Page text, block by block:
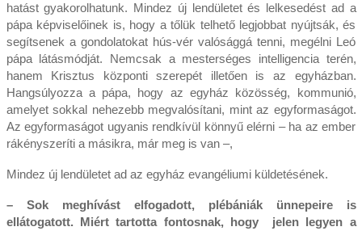
hatást gyakorolhatunk. Mindez új lendületet és lelkesedést ad a
pápa képviselőinek is, hogy a tőlük telhető legjobbat nyújtsák, és
segítsenek a gondolatokat hús-vér valósággá tenni, megélni Leó
pápa látásmódját. Nemcsak a mesterséges intelligencia terén,
hanem Krisztus központi szerepét illetően is az egyházban.
Hangsúlyozza a pápa, hogy az egyház közösség, kommunió,
amelyet sokkal nehezebb megvalósítani, mint az egyformaságot.
Az egyformaságot ugyanis rendkívül könnyű elérni – ha az ember
rákényszeríti a másikra, már meg is van –,
Mindez új lendületet ad az egyház evangéliumi küldetésének.
– Sok meghívást elfogadott, plébániák ünnepeire is
ellátogatott. Miért tartotta fontosnak, hogy jelen legyen a